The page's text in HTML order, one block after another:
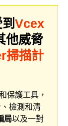
Vcex
他威脅
掃描計
保護工具，
檢測和清
局以及一對